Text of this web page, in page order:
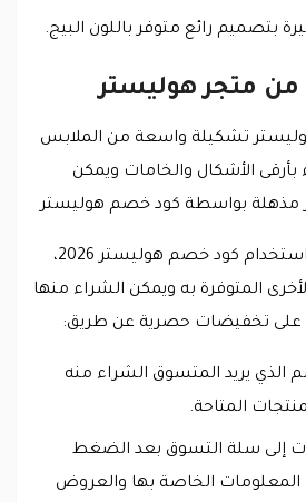
بتصميم رائع متوفر باللون البيج.
من متجر هوليستر
تشكيلة واسعة من الملابس
بأرقى الأشكال والخامات ويمكن
مذهلة بواسطة كود خصم هوليستر
وخصومات رائعة عند استخدام كود خصم هوليستر 2026،
المتوفرة به ويمكن الشراء منها
على تخفيضات حصرية عن طريق:
الذي يريد المتسوق الشراء منه
المتاحة.
إلى سلة التسوق بعد الضغط
المعلومات الخاصة بها والعروض